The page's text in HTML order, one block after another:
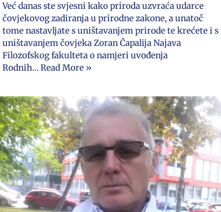
Već danas ste svjesni kako priroda uzvraća udarce
čovjekovog zadiranja u prirodne zakone, a unatoč
tome nastavljate s uništavanjem prirode te krećete i s
uništavanjem čovjeka Zoran Čapalija Najava
Filozofskog fakulteta o namjeri uvođenja
Rodnih…Read More »